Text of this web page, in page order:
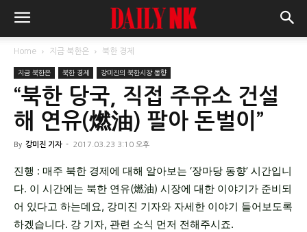
Home 지금 북한은 북한 경제
지금 북한은 북한 경제 강미진의 북한시장 동향
“북한 당국, 직접 주유소 건설
해 연유(燃油) 팔아 돈벌이”
By 강미진 기자 - 2017.03.23 3:10 오후
진행 : 매주 북한 경제에 대해 알아보는 ‘장마당 동향’ 시간입니
다. 이 시간에는 북한 연유(燃油) 시장에 대한 이야기가 준비되
어 있다고 하는데요, 강미진 기자와 자세한 이야기 들어보도록
하겠습니다. 강 기자, 관련 소식 먼저 전해주시죠.